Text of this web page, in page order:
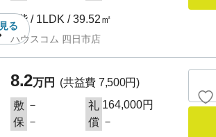
見る
3階 / 1LDK / 39.52㎡
ハウスコム 四日市店
8.2万円
(共益費 7,500円)
敷 － 礼 164,000円
保 － 償 －